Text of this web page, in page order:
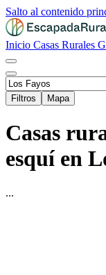
Salto al contenido
Inicio Casas Rurales
Filtros
Mapa
Casas
esquí en
...